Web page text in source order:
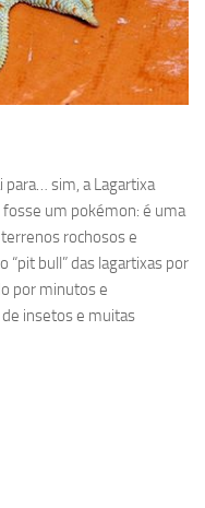
para… sim, a Lagartixa
um pokémon: é uma
rochosos e
“pit bull” das lagartixas por
por minutos e
insetos e muitas